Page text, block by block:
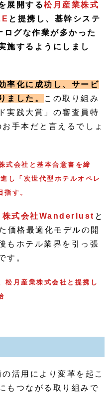
展開する松月産業株式
と提携し、基幹システ
グな作業が多かった
施するようにしまし
率化に成功し、サービ
ました。
この取り組み
実践大賞」の審査員特
手本だと言えるでしょ
式会社と基本合意書を締
し「次世代型ホテルオペレ
す。
株式会社Wanderlust と
価格最適化モデルの開
もホテル業界を引っ張
す。
月産業株式会社と提携し
活用により変革を起こ
もつながる取り組みで